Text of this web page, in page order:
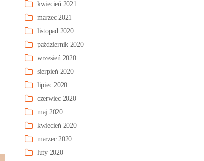
kwiecień 2021
marzec 2021
listopad 2020
październik 2020
wrzesień 2020
sierpień 2020
lipiec 2020
czerwiec 2020
maj 2020
kwiecień 2020
marzec 2020
luty 2020